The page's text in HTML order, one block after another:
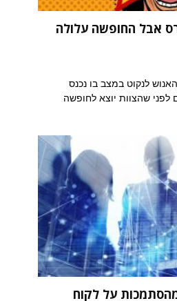
אבל החופשה עלולה
לנקוט במצב בו נכנס
שהצוות יוצא לחופשה
על לקוח